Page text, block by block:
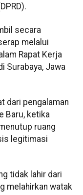
secara
melalui
Rapat Kerja
Surabaya, Jawa
dari pengalaman
Baru, ketika
ruang
legitimasi
tidak lahir dari
melahirkan watak